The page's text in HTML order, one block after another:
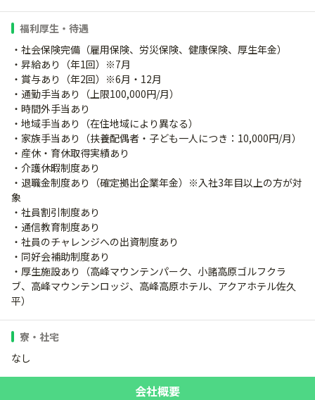
福利厚生・待遇
・社会保険完備（雇用保険、労災保険、健康保険、厚生年金）
・昇給あり（年1回）※7月
・賞与あり（年2回）※6月・12月
・通勤手当あり（上限100,000円/月）
・時間外手当あり
・地域手当あり（在住地域により異なる）
・家族手当あり（扶養配偶者・子ども一人につき：10,000円/月）
・産休・育休取得実績あり
・介護休暇制度あり
・退職金制度あり（確定拠出企業年金）※入社3年目以上の方が対
象
・社員割引制度あり
・通信教育制度あり
・社員のチャレンジへの出資制度あり
・同好会補助制度あり
・厚生施設あり（高峰マウンテンパーク、小諸高原ゴルフクラ
ブ、高峰マウンテンロッジ、高峰高原ホテル、アクアホテル佐久
平）
寮・社宅
なし
会社概要